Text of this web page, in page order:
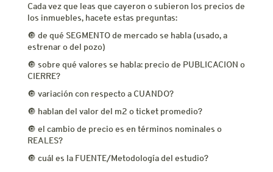
Cada vez que leas que cayeron o subieron los precios de
los inmuebles, hacete estas preguntas:
🔘 de qué SEGMENTO de mercado se habla (usado, a
estrenar o del pozo)
🔘 sobre qué valores se habla: precio de PUBLICACION o
CIERRE?
🔘 variación con respecto a CUANDO?
🔘 hablan del valor del m2 o ticket promedio?
🔘 el cambio de precio es en términos nominales o
REALES?
🔘 cuál es la FUENTE/Metodología del estudio?